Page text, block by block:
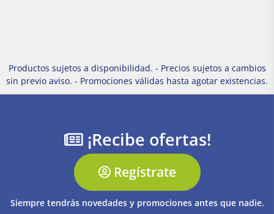
Productos sujetos a disponibilidad. - Precios sujetos a cambios
sin previo aviso. - Promociones válidas hasta agotar existencias.
¡Recibe ofertas!
Regístrate
Siempre tendrás novedades y promociones antes que nadie.